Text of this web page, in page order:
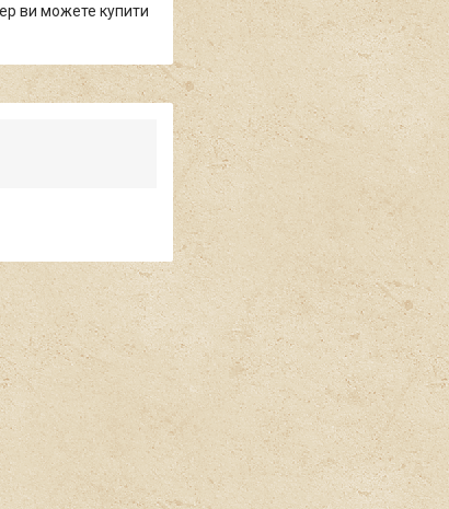
ви можете купити